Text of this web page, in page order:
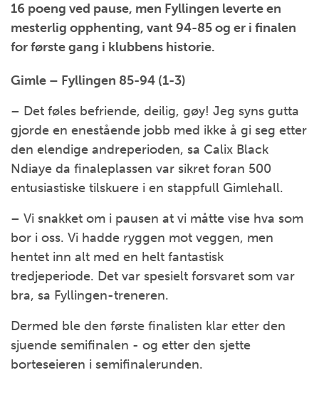
16 poeng ved pause, men Fyllingen leverte en
mesterlig opphenting, vant 94-85 og er i finalen
for første gang i klubbens historie.
Gimle – Fyllingen 85-94 (1-3)
– Det føles befriende, deilig, gøy! Jeg syns gutta
gjorde en enestående jobb med ikke å gi seg etter
den elendige andreperioden, sa Calix Black
Ndiaye da finaleplassen var sikret foran 500
entusiastiske tilskuere i en stappfull Gimlehall.
– Vi snakket om i pausen at vi måtte vise hva som
bor i oss. Vi hadde ryggen mot veggen, men
hentet inn alt med en helt fantastisk
tredjeperiode. Det var spesielt forsvaret som var
bra, sa Fyllingen-treneren.
Dermed ble den første finalisten klar etter den
sjuende semifinalen - og etter den sjette
borteseieren i semifinalerunden.